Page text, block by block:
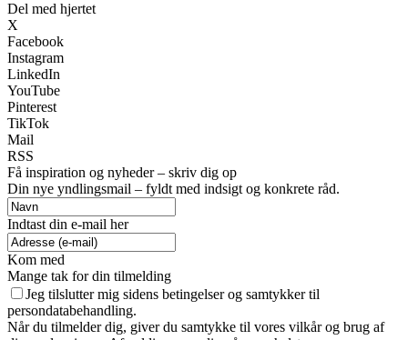
Del med hjertet
X
Facebook
Instagram
LinkedIn
YouTube
Pinterest
TikTok
Mail
RSS
Få inspiration og nyheder – skriv dig op
Din nye yndlingsmail – fyldt med indsigt og konkrete råd.
Indtast din e-mail her
Kom med
Mange tak for din tilmelding
Jeg tilslutter mig sidens betingelser og samtykker til
persondatabehandling.
Når du tilmelder dig, giver du samtykke til vores vilkår og brug af